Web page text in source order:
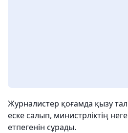
Журналистер қоғамда қызу
еске салып, министрліктің
етпегенін сұрады.